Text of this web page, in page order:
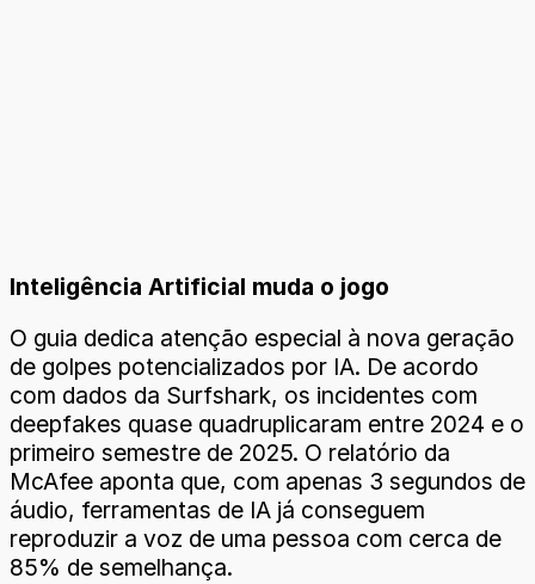
Inteligência Artificial muda o jogo
O guia dedica atenção especial à nova geração
de golpes potencializados por IA. De acordo
com dados da Surfshark, os incidentes com
deepfakes quase quadruplicaram entre 2024 e o
primeiro semestre de 2025. O relatório da
McAfee aponta que, com apenas 3 segundos de
áudio, ferramentas de IA já conseguem
reproduzir a voz de uma pessoa com cerca de
85% de semelhança.